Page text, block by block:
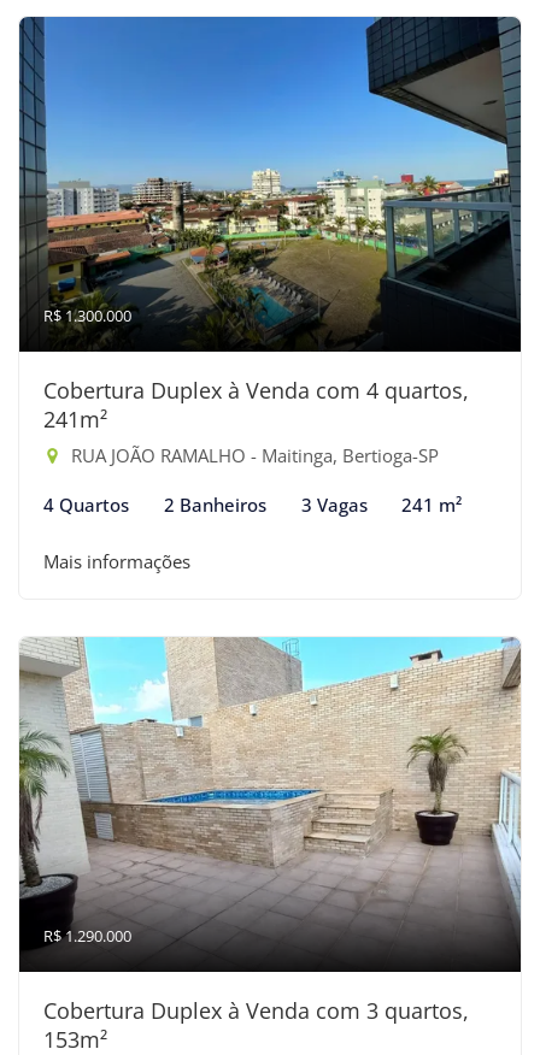
R$ 1.300.000
Cobertura Duplex à Venda com 4 quartos,
241m²
RUA JOÃO RAMALHO - Maitinga, Bertioga-SP
4 Quartos 2 Banheiros 3 Vagas 241 m²
Mais informações
R$ 1.290.000
Cobertura Duplex à Venda com 3 quartos,
153m²